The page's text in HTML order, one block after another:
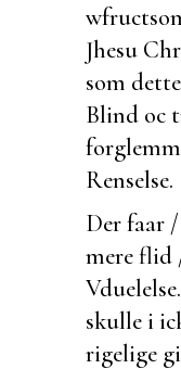
w
Jhesu
som
Blind oc
Renselse.
Der faar
mere flid
skulle i
rigelige